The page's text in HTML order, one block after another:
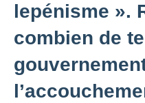
lepénisme ».
combien de